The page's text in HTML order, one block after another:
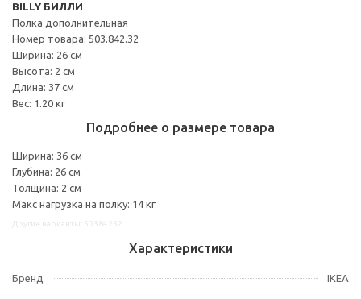
BILLY БИЛЛИ
Полка дополнительная
Номер товара: 503.842.32
Ширина: 26 см
Высота: 2 см
Длина: 37 см
Вес: 1.20 кг
Подробнее о размере товара
Ширина: 36 см
Глубина: 26 см
Толщина: 2 см
Макс нагрузка на полку: 14 кг
Характеристики
Бренд IKEA